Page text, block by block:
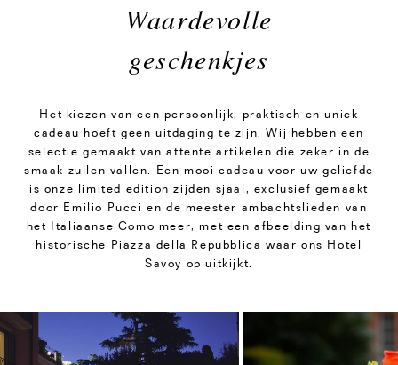
Waardevolle
geschenkjes
Het kiezen van een persoonlijk, praktisch en uniek
cadeau hoeft geen uitdaging te zijn. Wij hebben een
selectie gemaakt van attente artikelen die zeker in de
smaak zullen vallen. Een mooi cadeau voor uw geliefde
is onze limited edition zijden sjaal, exclusief gemaakt
door Emilio Pucci en de meester ambachtslieden van
het Italiaanse Como meer, met een afbeelding van het
historische Piazza della Repubblica waar ons Hotel
Savoy op uitkijkt.